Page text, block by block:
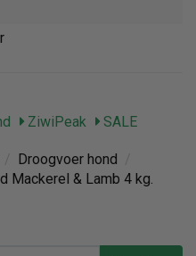
ZiwiPeak SALE
Droogvoer hond
Mackerel & Lamb 4 kg.